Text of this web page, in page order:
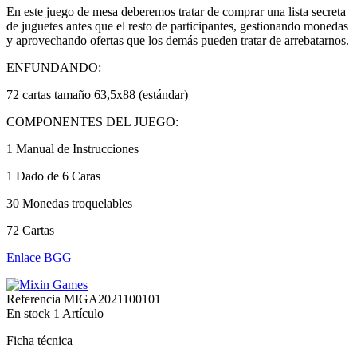
En este juego de mesa deberemos tratar de comprar una lista secreta
de juguetes antes que el resto de participantes, gestionando monedas
y aprovechando ofertas que los demás pueden tratar de arrebatarnos.
ENFUNDANDO:
72 cartas tamaño 63,5x88 (estándar)
COMPONENTES DEL JUEGO:
1 Manual de Instrucciones
1 Dado de 6 Caras
30 Monedas troquelables
72 Cartas
Enlace BGG
Referencia MIGA2021100101
En stock 1 Artículo
Ficha técnica